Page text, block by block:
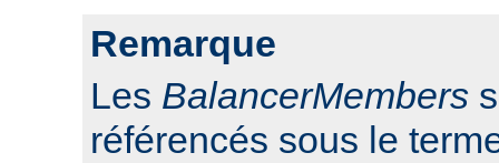
Remarque
Les BalancerMembers
référencés sous le